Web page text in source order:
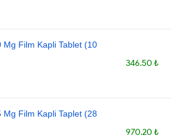
Mg Film Kapli Tablet (10
346.50 ₺
Mg Film Kapli Taplet (28
970.20 ₺